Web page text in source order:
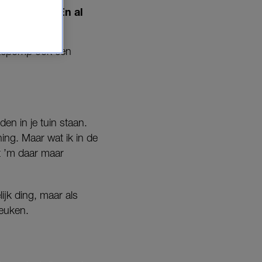
zijn. En al
óók een
in je tuin staan.
Maar wat ik in de
daar maar
ding, maar als